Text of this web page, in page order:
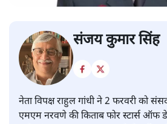
संजय कुमार सिंह
नेता विपक्ष राहुल गांधी ने 2 फरवरी को
एमएम नरवणे की किताब फोर स्टार्स ऑफ